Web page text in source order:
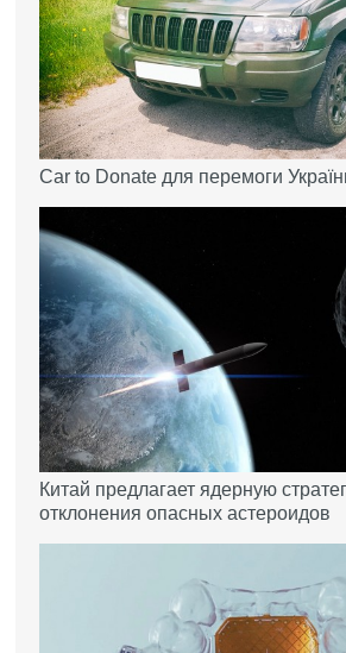
Car to Donate для перемоги
Китай предлагает ядерную
отклонения опасных астероидов